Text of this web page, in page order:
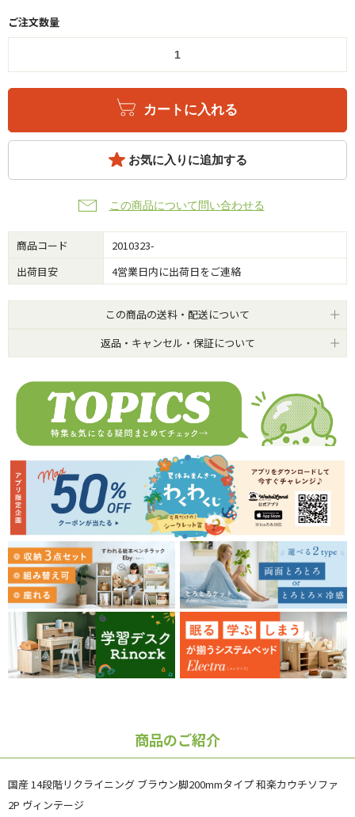
ご注文数量
カートに入れる
お気に入りに追加する
この商品について問い合わせる
商品コード
2010323-
出荷目安
4営業日内に出荷日をご連絡
この商品の送料・配送について
返品・キャンセル・保証について
商品のご紹介
国産 14段階リクライニング ブラウン脚200mmタイプ 和楽カウチソファ
2P ヴィンテージ